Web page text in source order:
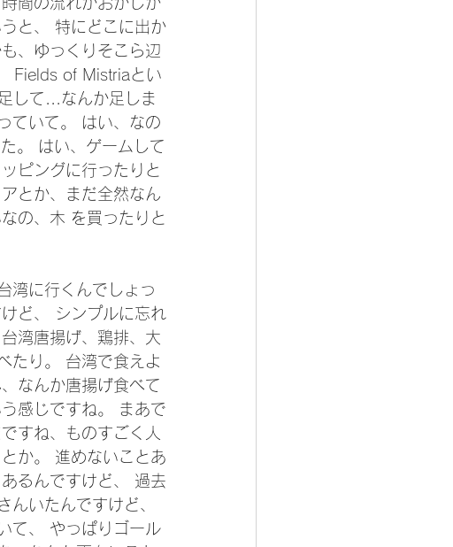
と、 特にどこに出か
、ゆっくりそこら辺
Fields of Mistriaとい
して...なんか足しま
ていて。 はい、なの
。 はい、ゲームして
ピングに行ったりと
とか、まだ全然なん
の、木 を買ったりと
湾に行くんでしょっ
ど、 シンプルに忘れ
湾唐揚げ、鶏排、大
たり。 台湾で食えよ
なんか唐揚げ食べて
感じですね。 まあで
すね、ものすごく人
か。 進めないことあ
るんですけど、 過去
んいたんですけど、
て、 やっぱりゴール